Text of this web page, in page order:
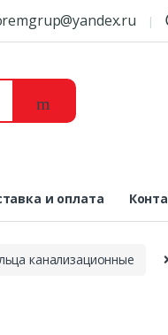
и оплата
канализационные